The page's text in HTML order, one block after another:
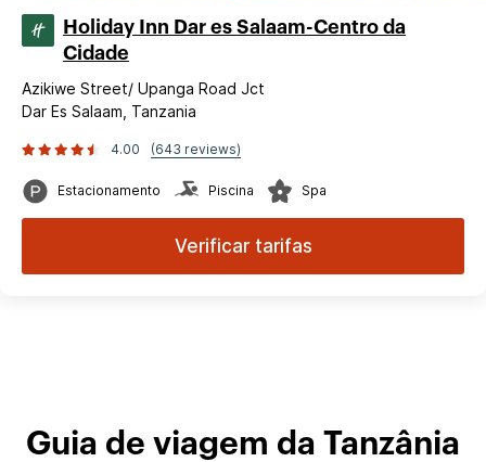
Holiday Inn Dar es Salaam-Centro da
Cidade
Azikiwe Street/ Upanga Road Jct
Dar Es Salaam, Tanzania
4.00 (643 reviews)
Estacionamento Piscina Spa
Verificar tarifas
Guia de viagem da Tanzânia